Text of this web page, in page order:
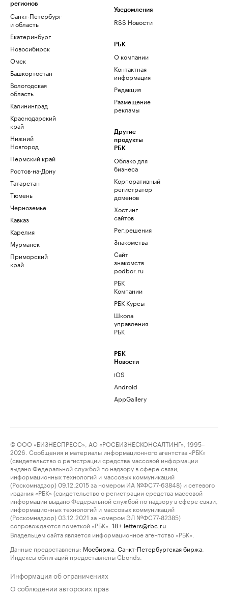
регионов
Санкт-Петербург
и область
Екатеринбург
Новосибирск
Омск
Башкортостан
Вологодская
область
Калининград
Краснодарский
край
Нижний
Новгород
Пермский край
Ростов-на-Дону
Татарстан
Тюмень
Черноземье
Кавказ
Карелия
Мурманск
Приморский
край
Уведомления
RSS Новости
РБК
О компании
Контактная
информация
Редакция
Размещение
рекламы
Другие
продукты
РБК
Облако для
бизнеса
Корпоративный
регистратор
доменов
Хостинг
сайтов
Рег.решения
Знакомства
Сайт
знакомств
podbor.ru
РБК
Компании
РБК Курсы
Школа
управления
РБК
РБК
Новости
iOS
Android
AppGallery
© ООО «БИЗНЕСПРЕСС», АО «РОСБИЗНЕСКОНСАЛТИНГ», 1995–
2026. Сообщения и материалы информационного агентства «РБК»
(свидетельство о регистрации средства массовой информации
выдано Федеральной службой по надзору в сфере связи,
информационных технологий и массовых коммуникаций
(Роскомнадзор) 09.12.2015 за номером ИА №ФС77-63848) и сетевого
издания «РБК» (свидетельство о регистрации средства массовой
информации выдано Федеральной службой по надзору в сфере связи,
информационных технологий и массовых коммуникаций
(Роскомнадзор) 03.12.2021 за номером ЭЛ №ФС77-82385)
сопровождаются пометкой «РБК».
18+ letters@rbc.ru
Владельцем сайта является информационное агентство «РБК».
Данные предоставлены: Мосбиржа Санкт-Петербургская биржа
Индексы облигаций предоставлены Cbonds.
Информация об ограничениях
О соблюдении авторских прав